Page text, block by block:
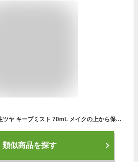
ウルミナプラス KOSE 生ツヤ キープミスト 70mL メイクの上から保湿 メイク崩れ防止 フルーティフローラルの香り 化粧水 フルーティフローラヌル 70ミリリットル (x 1)
類似商品を探す